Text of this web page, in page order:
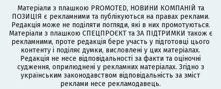
Матеріали з плашкою PROMOTED, НОВИНИ КОМПАНІЙ та
ПОЗИЦІЯ є рекламними та публікуються на правах реклами.
Редакція може не поділяти погляди, які в них промотуються.
Матеріали з плашкою СПЕЦПРОЄКТ та ЗА ПІДТРИМКИ також є
рекламними, проте редакція бере участь у підготовці цього
контенту і поділяє думки, висловлені у цих матеріалах.
Редакція не несе відповідальності за факти та оціночні
судження, оприлюднені у рекламних матеріалах. Згідно з
українським законодавством відповідальність за зміст
реклами несе рекламодавець.